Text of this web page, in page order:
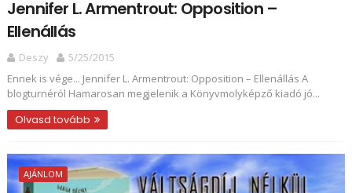
Jennifer L. Armentrout: Opposition –
Ellenállás
Deszy
5/25/2015
Ennek is vége... Jennifer L. Armentrout: Opposition – Ellenállás A
blogturnéról Hamarosan megjelenik a Könyvmolyképző kiadó jó...
Olvasd tovább
AJÁNLOM